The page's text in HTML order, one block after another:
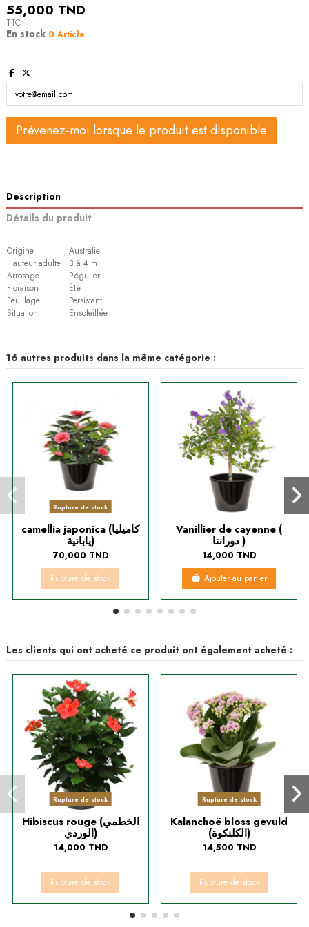
55,000 TND
TTC
En stock 0 Article
Description
Détails du produit
Origine
Australie
Hauteur adulte
3 à 4 m
Arrosage
Régulier
Floraison
Été
Feuillage
Persistant
Situation
Ensoleillée
16 autres produits dans la même catégorie :
Rupture de stock
camellia japonica (كاميليا
يابانية)
70,000 TND
Rupture de stock
Vanillier de cayenne (
دورانتا )
14,000 TND
Ajouter au panier
Les clients qui ont acheté ce produit ont également acheté :
Rupture de stock
Hibiscus rouge (الخطمي
الوردي)
14,000 TND
Rupture de stock
Rupture de stock
Kalanchoë bloss gevuld
(الكلنكوة)
14,500 TND
Rupture de stock